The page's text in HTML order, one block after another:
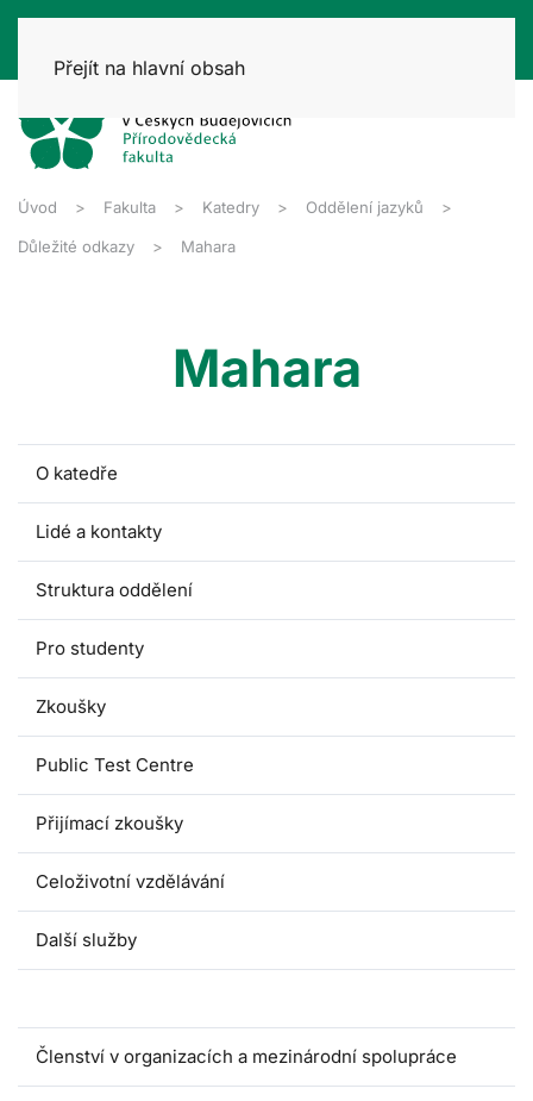
Přejít na hlavní obsah
Úvod Fakulta Katedry Oddělení jazyků
Důležité odkazy Mahara
Mahara
O katedře
Lidé a kontakty
Struktura oddělení
Pro studenty
Zkoušky
Public Test Centre
Přijímací zkoušky
Celoživotní vzdělávání
Další služby
Členství v organizacích a mezinárodní spolupráce